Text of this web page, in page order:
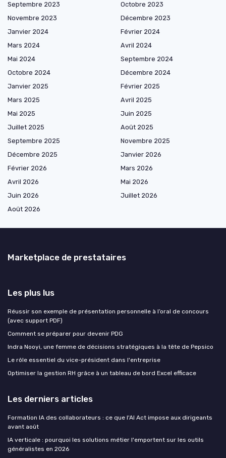
Septembre 2023
Octobre 2023
Novembre 2023
Décembre 2023
Janvier 2024
Février 2024
Mars 2024
Avril 2024
Mai 2024
Septembre 2024
Octobre 2024
Décembre 2024
Janvier 2025
Février 2025
Mars 2025
Avril 2025
Mai 2025
Juin 2025
Juillet 2025
Août 2025
Septembre 2025
Novembre 2025
Décembre 2025
Janvier 2026
Février 2026
Mars 2026
Avril 2026
Mai 2026
Juin 2026
Juillet 2026
Août 2026
Marketplace de prestataires
Les plus lus
Réussir son exemple de présentation personnelle à l’oral de concours
(avec support PDF)
Comment se préparer pour devenir PDG
Indra Nooyi, une femme de décisions stratégiques à la tête de Pepsico
Le rôle essentiel du vice-président dans l'entreprise
Optimiser la gestion RH grâce à un tableau de bord Excel efficace
Les derniers articles
Formation IA des collaborateurs : ce que l'AI Act impose aux dirigeants
avant août
IA verticale : pourquoi les solutions métier l'emportent sur les outils
généralistes en 2026